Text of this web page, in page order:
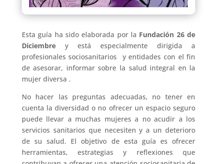
Esta guía ha sido elaborada por la Fundación 26 de
Diciembrey está especialmente dirigida a
profesionales sociosanitarios y entidades con el fin
de asesorar, informar sobre la salud integral en la
mujer diversa .
No hacer las preguntas adecuadas, no tener en
cuenta la diversidad o no ofrecer un espacio seguro
puede llevar a muchas mujeres a no acudir a los
servicios sanitarios que necesiten y a un deterioro
de su salud. El objetivo de esta guía es ofrecer
herramientas, estrategias y reflexiones que